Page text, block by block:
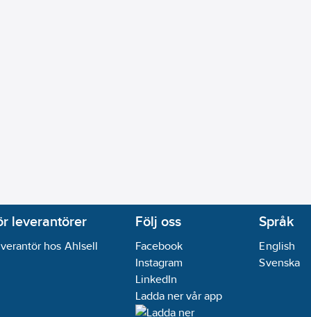
leverantörer
hos Ahlsell
Följ oss
Facebook
Instagram
LinkedIn
Ladda ner vår app
Språk
English
Svenska